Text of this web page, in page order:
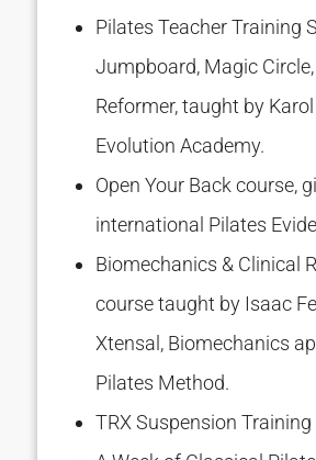
Pilates Teacher Training
Jumpboard, Magic
Reformer, taught by
Evolution Academy.
Open Your Back course,
international Pilates
Biomechanics & Clinical
course taught by Isaac
Xtensal, Biomechanics
Pilates Method.
TRX Suspension Training